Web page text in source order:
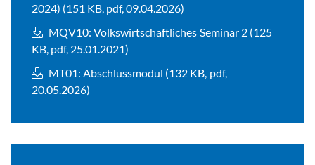
2024) (151 KB, pdf, 09.04.2026)
MQV10: Volkswirtschaftliches Seminar 2 (125
KB, pdf, 25.01.2021)
MT01: Abschlussmodul (132 KB, pdf,
20.05.2026)